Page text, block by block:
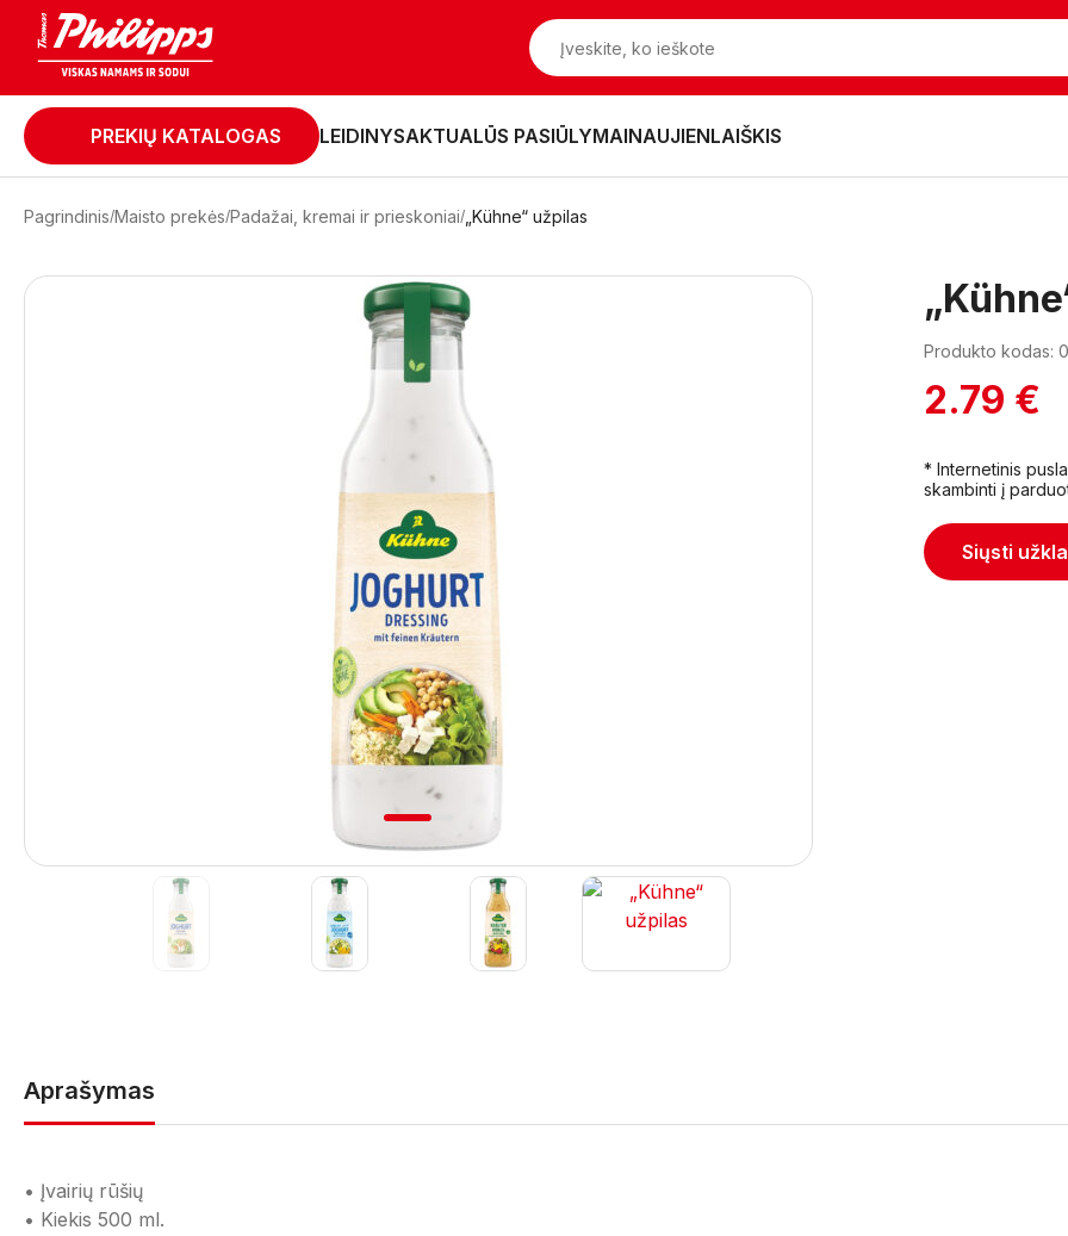
PREKIŲ KATALOGAS LEIDINYSAKTUALŪS PASIŪLYMAINAUJIENLAIŠKIS
Pagrindinis Maisto prekės Padažai, kremai ir prieskoniai „Kühne“ užpilas
1
Produkto kodas:
2.79 €
* Internetinis
skambinti į
Siųsti
Aprašymas
• Įvairių rūšių
• Kiekis 500 ml.